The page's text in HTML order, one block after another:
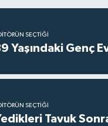
SEÇTIĞI
Yaşındaki Genç
SEÇTIĞI
Tavuk